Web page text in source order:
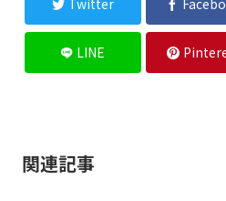
Twitter
LINE
関連記事